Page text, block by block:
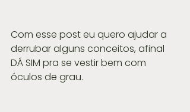
Com esse post eu quero ajudar a
derrubar alguns conceitos, afinal
DÁ SIM pra se vestir bem com
óculos de grau.